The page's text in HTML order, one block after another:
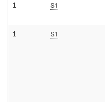
1 S1
1 S1